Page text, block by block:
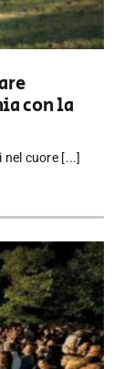
con la
cuore [...]